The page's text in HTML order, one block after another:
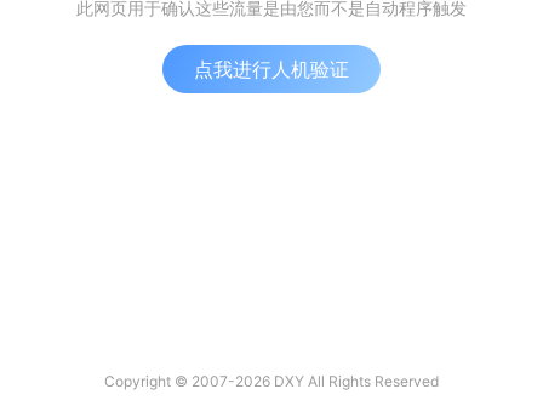
此网页用于确认这些流量是由您而不是自动程序触发
点我进行人机验证
Copyright © 2007-2026 DXY All Rights Reserved